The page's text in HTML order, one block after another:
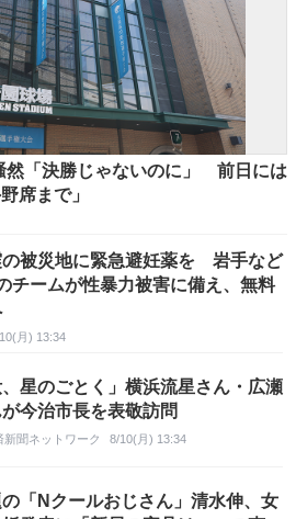
然「決勝じゃないのに」 前日には
席まで」
の被災地に緊急避妊薬を 岩手など
チームが性暴力被害に備え、無料
月) 13:34
星のごとく」横浜流星さん・広瀬
今治市長を表敬訪問
新聞ネットワーク 8/10(月) 13:34
「Nクールおじさん」清水伸、女